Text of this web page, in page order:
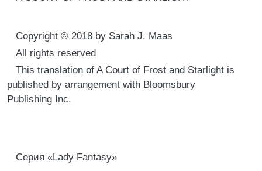
Copyright © 2018 by Sarah J. Maas
All rights reserved
This translation of A Court of Frost and Starlight is
published by arrangement with Bloomsbury
Publishing Inc.
Серия «Lady Fantasy»